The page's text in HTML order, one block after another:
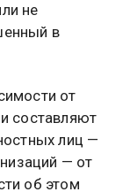
не
в
от
составляют
лиц —
— от
об этом